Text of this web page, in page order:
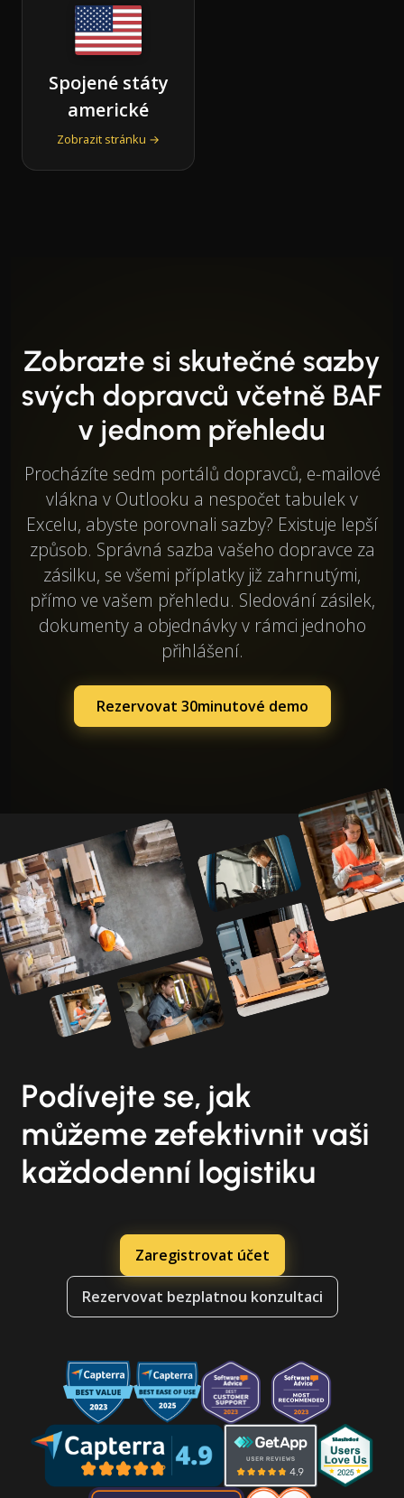
Spojené státy
americké
Zobrazit stránku →
Zobrazte si skutečné sazby
svých dopravců včetně BAF
v jednom přehledu
Procházíte sedm portálů dopravců, e-mailové
vlákna v Outlooku a nespočet tabulek v
Excelu, abyste porovnali sazby? Existuje lepší
způsob. Správná sazba vašeho dopravce za
zásilku, se všemi příplatky již zahrnutými,
přímo ve vašem přehledu. Sledování zásilek,
dokumenty a objednávky v rámci jednoho
přihlášení.
Rezervovat 30minutové demo
Podívejte se, jak
můžeme zefektivnit vaši
každodenní logistiku
Zaregistrovat účet
Rezervovat bezplatnou konzultaci